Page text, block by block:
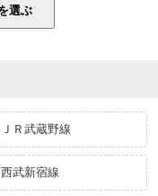
ＪＲ武蔵野線
西武新宿線